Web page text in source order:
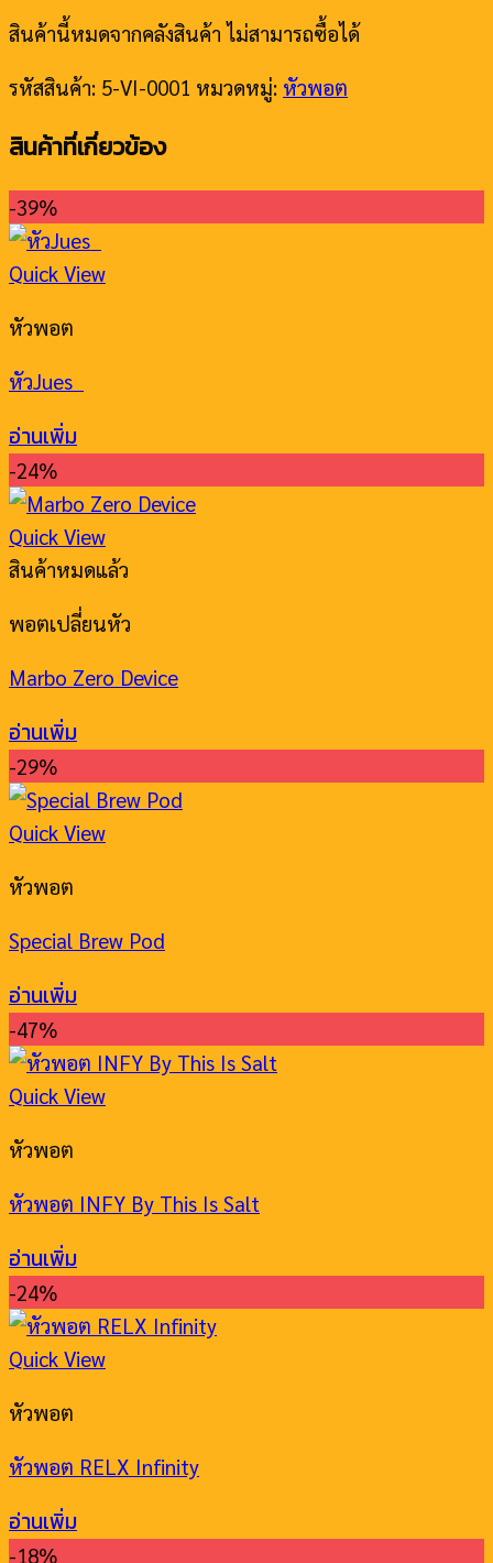
สินค้านี้หมดจากคลังสินค้า ไม่สามารถซื้อได้
รหัสสินค้า: 5-VI-0001 หมวดหมู่: หัวพอต
สินค้าที่เกี่ยวข้อง
-39%
Quick View
หัวพอต
หัวJues
อ่านเพิ่ม
-24%
Quick View
สินค้าหมดแล้ว
พอตเปลี่ยนหัว
Marbo Zero Device
อ่านเพิ่ม
-29%
Quick View
หัวพอต
Special Brew Pod
อ่านเพิ่ม
-47%
Quick View
หัวพอต
หัวพอต INFY By This Is Salt
อ่านเพิ่ม
-24%
Quick View
หัวพอต
หัวพอต RELX Infinity
อ่านเพิ่ม
-18%